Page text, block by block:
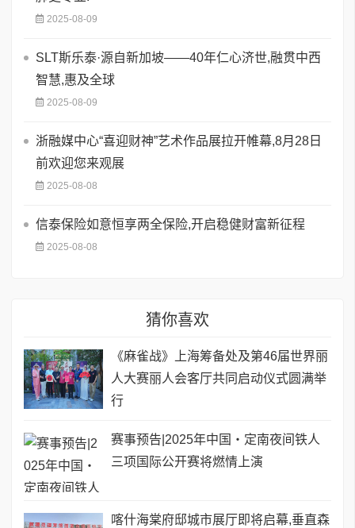
2025-08-09
SLT斯乐泰·源自新加坡——40年仁心济世,融贯中西
智慧,惠及全球
2025-08-09
浙融媒中心“喜迎财神”艺术作品展拉开帷幕,8月28日
前欢迎您来观展
2025-08-08
信泰保险如意恒享两全保险,开启稳健财富新征程
2025-08-08
猜你喜欢
《麻雀战》上海筹备处及第46届世界丽
人大赛丽人会客厅共同启动仪式圆满举
行
赛事预告|2025年中国・定南夜间铁人
三项国际公开赛将燃情上演
喀什海棠府邸城市展厅即将启幕,垂直森